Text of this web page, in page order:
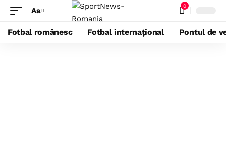
Aa 0
Fotbal românesc Fotbal internațional Pontul de